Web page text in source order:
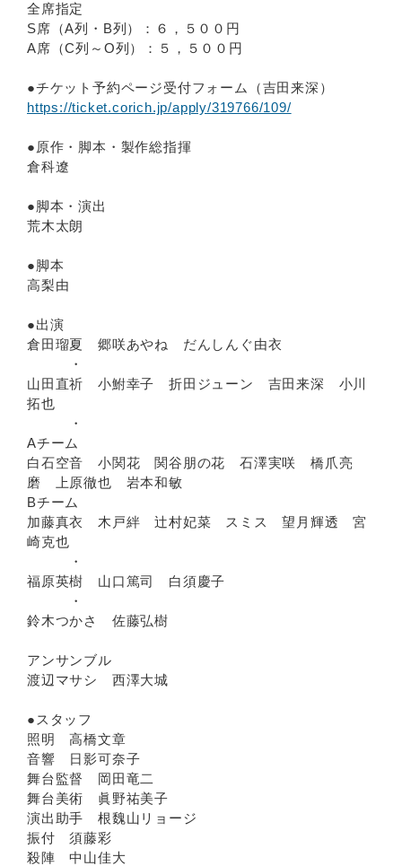
全席指定
S席（A列・B列）：６，５００円
A席（C列～O列）：５，５００円
●チケット予約ページ受付フォーム（吉田来深）
https://ticket.corich.jp/apply/319766/109/
●原作・脚本・製作総指揮
倉科遼
●脚本・演出
荒木太朗
●脚本
高梨由
●出演
倉田瑠夏 郷咲あやね だんしんぐ由衣
・
山田直祈 小鮒幸子 折田ジューン 吉田来深 小川
拓也
・
Aチーム
白石空音 小関花 関谷朋の花 石澤実咲 橋爪亮
磨 上原徹也 岩本和敏
Bチーム
加藤真衣 木戸絆 辻村妃菜 スミス 望月輝透 宮
崎克也
・
福原英樹 山口篤司 白須慶子
・
鈴木つかさ 佐藤弘樹
アンサンブル
渡辺マサシ 西澤大城
●スタッフ
照明 高橋文章
音響 日影可奈子
舞台監督 岡田竜二
舞台美術 眞野祐美子
演出助手 根魏山リョージ
振付 須藤彩
殺陣 中山佳大